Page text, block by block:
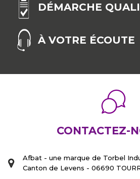
DÉMARCHE
À VOTRE ÉCOUTE
CONTACTEZ-
Afbat - une marque de Torbel
Canton de Levens - 06690